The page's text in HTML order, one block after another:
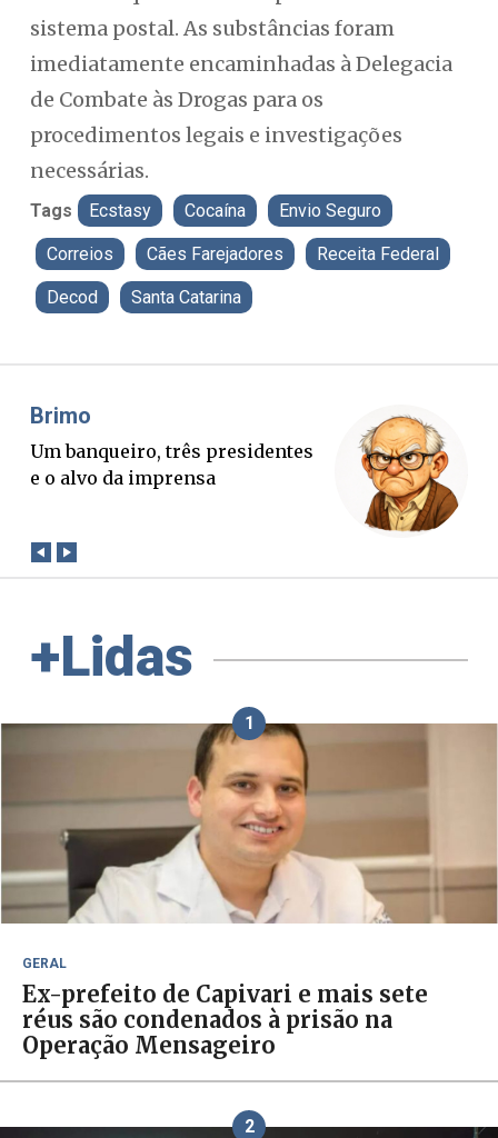
sistema postal. As substâncias foram
imediatamente encaminhadas à Delegacia
de Combate às Drogas para os
procedimentos legais e investigações
necessárias.
Tags Ecstasy Cocaína Envio Seguro
Correios Cães Farejadores Receita Federal
Decod Santa Catarina
presidentes
Misael Elias
O Boato corre mais
verdade. Mas quem paga
+Lidas
1
GERAL
Ex-prefeito de Capivari e mais sete
réus são condenados à prisão na
Operação Mensageiro
2